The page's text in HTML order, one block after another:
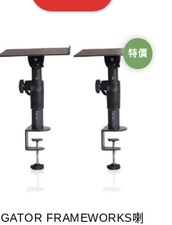
特價
GATOR FRAMEWORKS喇